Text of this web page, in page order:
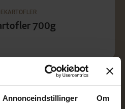
Annonceindstillinger Om
700g